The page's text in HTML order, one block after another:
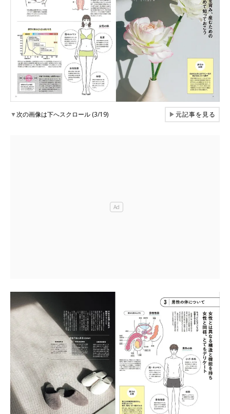
▼次の画像は下へスクロール (3/19) ▶元記事を見る